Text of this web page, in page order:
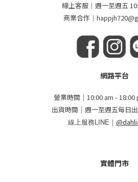
線上客服｜週一至週五
商業合作｜
網路平台
營業時間｜10:00 am -
出貨時間｜週一至週五每日
線上服務LINE｜
實體門市